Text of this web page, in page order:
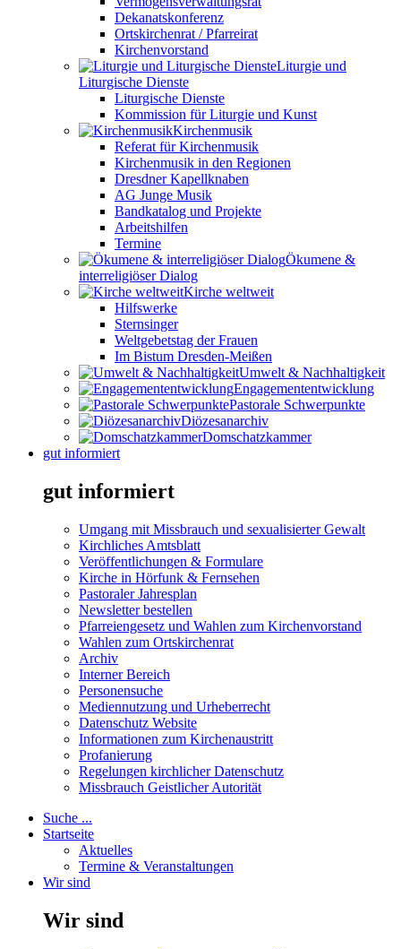
Dekanatskonferenz
Ortskirchenrat / Pfarreirat
Kirchenvorstand
Liturgie und
Liturgische Dienste
Liturgische Dienste
Kommission für Liturgie und Kunst
Kirchenmusik
Referat für Kirchenmusik
Kirchenmusik in den Regionen
Dresdner Kapellknaben
AG Junge Musik
Bandkatalog und Projekte
Arbeitshilfen
Termine
Ökumene &
interreligiöser Dialog
Kirche weltweit
Hilfswerke
Sternsinger
Weltgebetstag der Frauen
Im Bistum Dresden-Meißen
Umwelt & Nachhaltigkeit
Engagemententwicklung
Pastorale Schwerpunkte
Diözesanarchiv
Domschatzkammer
gut informiert
gut informiert
Umgang mit Missbrauch und sexualisierter Gewalt
Kirchliches Amtsblatt
Veröffentlichungen & Formulare
Kirche in Hörfunk & Fernsehen
Pastoraler Jahresplan
Newsletter bestellen
Pfarreiengesetz und Wahlen zum Kirchenvorstand
Wahlen zum Ortskirchenrat
Archiv
Interner Bereich
Personensuche
Mediennutzung und Urheberrecht
Datenschutz Website
Informationen zum Kirchenaustritt
Profanierung
Regelungen kirchlicher Datenschutz
Missbrauch Geistlicher Autorität
Suche ...
Startseite
Aktuelles
Termine & Veranstaltungen
Wir sind
Wir sind